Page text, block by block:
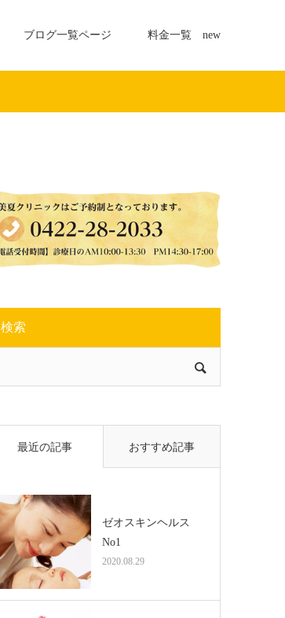
ブログ一覧ページ 料金一覧 new
検索
最近の記事 おすすめ記事
ゼオスキンヘルス
No1
2020.08.29